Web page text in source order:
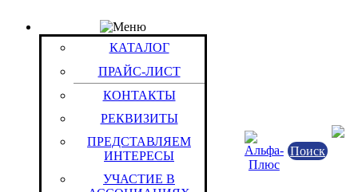
КАТАЛОГ
ПРАЙС-ЛИСТ
КОНТАКТЫ
РЕКВИЗИТЫ
ПРЕДСТАВЛЯЕМ
ИНТЕРЕСЫ
УЧАСТИЕ В
Поиск
Товар: Батарея акк.свинц. 12_В 72Ач CSB HRL
Код товара: 7615
CSB Battery Co., Ltd.